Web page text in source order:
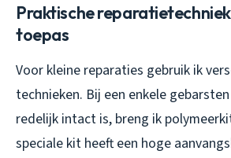
Praktische
toepas
Voor kleine reparaties gebruik ik
technieken. Bij een enkele
redelijk intact is, breng ik
speciale kit heeft een hoge